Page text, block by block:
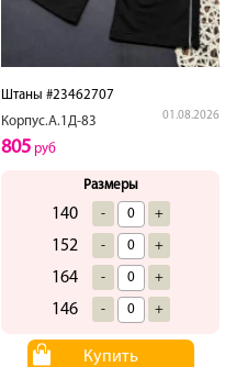
Штаны #23462707
Корпус.А.1Д-83
01.08.2026
805 руб
Размеры
140 - +
152 - +
164 - +
146 - +
Купить